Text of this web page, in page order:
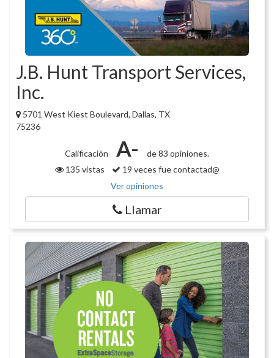
J.B. Hunt Transport Services,
Inc.
5701 West Kiest Boulevard, Dallas, TX
75236
Calificación A-
de 83 opiniones.
135 vistas
19 veces fue contactad@
Ver opiniones
Llamar